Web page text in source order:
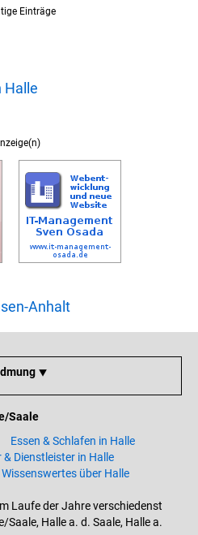
Einträge
Halle
Anhalt
⯆
Saale
Essen & Schlafen in Halle
& Dienstleister in Halle
Wissenswertes über Halle
Laufe der Jahre verschiedenst
Saale, Halle a. d. Saale, Halle a.